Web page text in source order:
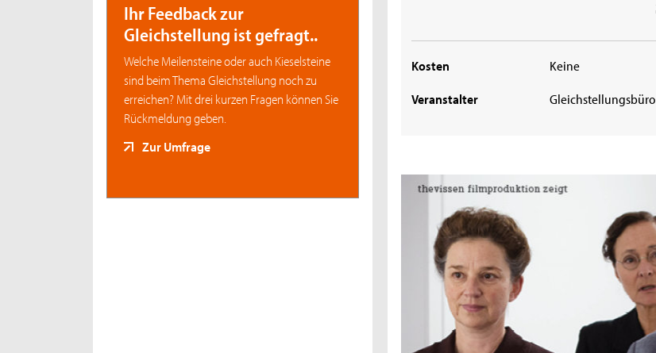
Ihr Feedback zur
Gleichstellung ist gefragt..
Welche Meilensteine oder auch Kieselsteine
sind beim Thema Gleichstellung noch zu
erreichen? Mit drei kurzen Fragen können Sie
Rückmeldung geben.
Zur Umfrage
Kosten
Keine
Veranstalter
Gleichstellungsbüro